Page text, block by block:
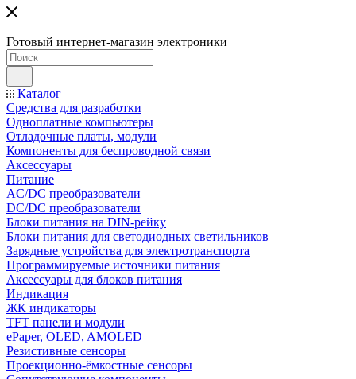
Готовый интернет-магазин электроники
Каталог
Средства для разработки
Одноплатные компьютеры
Отладочные платы, модули
Компоненты для беспроводной связи
Аксессуары
Питание
AC/DC преобразователи
DC/DC преобразователи
Блоки питания на DIN-рейку
Блоки питания для светодиодных светильников
Зарядные устройства для электротранспорта
Программируемые источники питания
Аксессуары для блоков питания
Индикация
ЖК индикаторы
TFT панели и модули
ePaper, OLED, AMOLED
Резистивные сенсоры
Проекционно-ёмкостные сенсоры